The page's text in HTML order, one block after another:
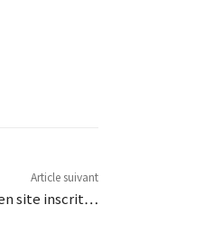
Article suivant
en site inscrit…